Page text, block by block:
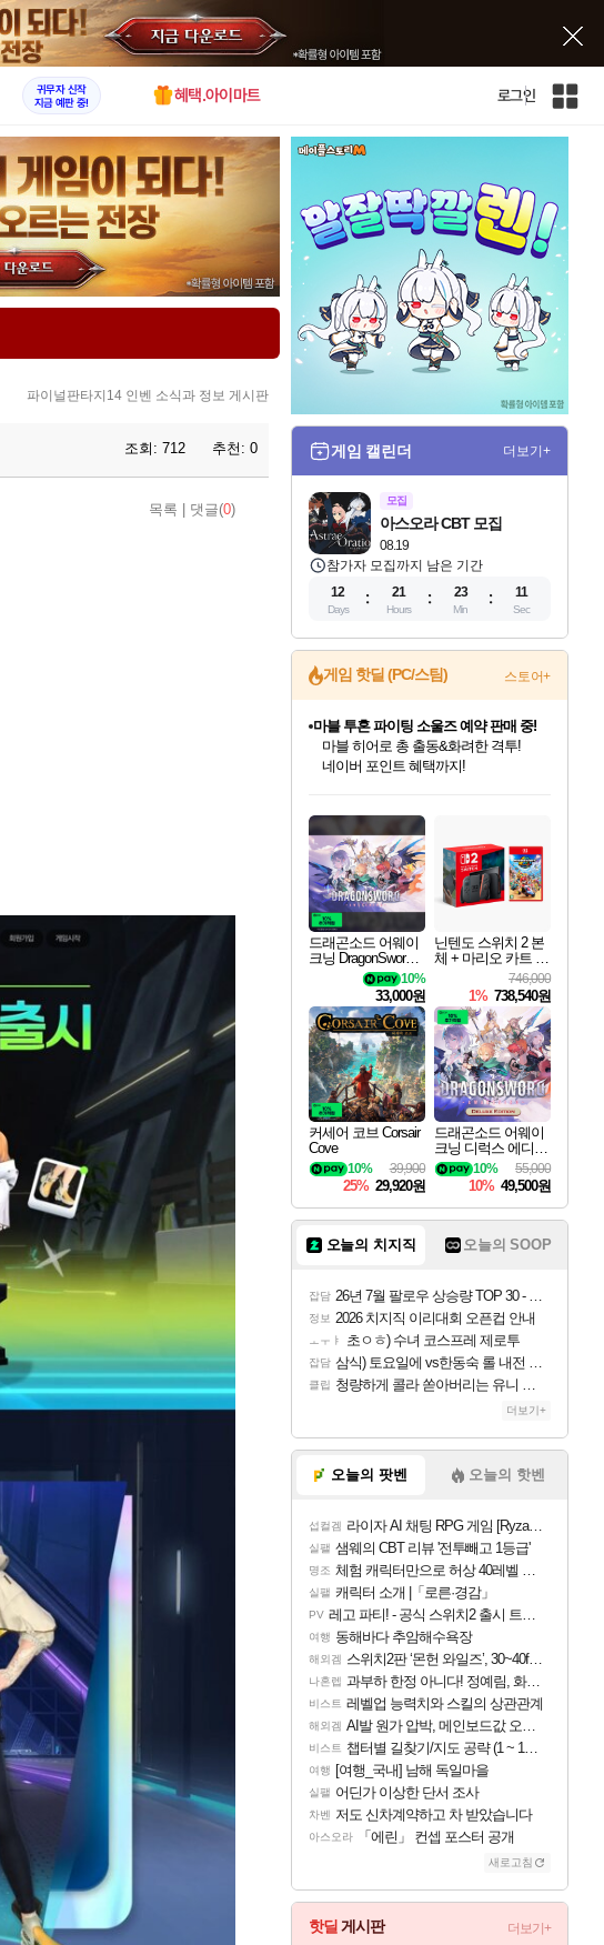
X
귀무자 신작
지금 예판 중!
혜택.아이마트 로그인
인
트
파이널판타지14 인벤 소식과 정보 게시판
조회: 712 추천: 0
목록 댓글(0)
게임 캘린더 더보기+
모집
08.19
아스오라 CBT 모집
참가자 모집까지 남은 기간
12
Days
21
Hours
23
Min
09
Sec
게임 핫딜 (PC/스팀) 스토어+
네이버혜택과 함께 만나보세요!
50%할인&추가 적립까지!
이니&베니 혜택까지!
네이버 혜택가와 함께 예약하세요!
할인&네이버혜택으로 만나보세요!
네이버페이 혜택과 만나보세요!
40주년 프로모션으로 만나보세요!
마블 투혼 파이팅 소울즈 예약 판매 중!
마블 히어로 총 출동&화려한 격투!
네이버 포인트 혜택까지!
할인가에 만나보세요!
일부 에디션 상시 할인!
혜택으로 예약 판매 중
편안하게 충전하세요
드래곤소드 어웨이
크닝 DragonSword A
10%
33,000원
닌텐도 스위치 2 본
체 + 마리오 카트 월
746,000
1% 738,540원
커세어 코브 Corsair
Cove
39,900
10%
25% 29,920원
드래곤소드 어웨이
크닝 디럭스 에디션
DragonSword Awake
ning Deluxe Edition
55,000
10%
10% 49,500원
오늘의 치지직 오늘의 SOOP
잡담 26년 7월 팔로우 상승량 TOP 30 - 월간 치지직
정보 2026 치지직 이리대회 오픈컵 안내
ㅗㅜㅑ 초ㅇㅎ) 수녀 코스프레 제로투
잡담 삼식) 토요일에 vs한동숙 롤 내전 예정
클립 청량하게 콜라 쏟아버리는 유니 ㅋㅋㅋ
더보기+
오늘의 팟벤 오늘의 핫벤
섭컬겜 라이자 AI 채팅 RPG 게임 [RyzaChat: AI] 공개
실팰 샘웨의 CBT 리뷰 '전투빼고 1등급'
명조 체험 캐릭터만으로 허상 40레벨 하이와티아 5분 컷!｜에이메스·린네·모니에 명함
실팰 캐릭터 소개 |「로른·경감」
PV 레고 파티! - 공식 스위치2 출시 트레일러
여행 동해바다 추암해수욕장
해외겜 스위치2판 ‘몬헌 와일즈’, 30~40fps 목표 추정
나혼렙 과부하 한정 아니다! 정예림, 화속성 서포터 세대 교체
비스트 레벨업 능력치와 스킬의 상관관계
해외겜 AI발 원가 압박, 메인보드값 오르나
비스트 챕터별 길찾기/지도 공략 (1 ~ 12장)
여행 [여행_국내] 남해 독일마을
실팰 어딘가 이상한 단서 조사
차벤 저도 신차계약하고 차 받았습니다
아스오라 「에린」 컨셉 포스터 공개
새로고침
핫딜 게시판 더보기+